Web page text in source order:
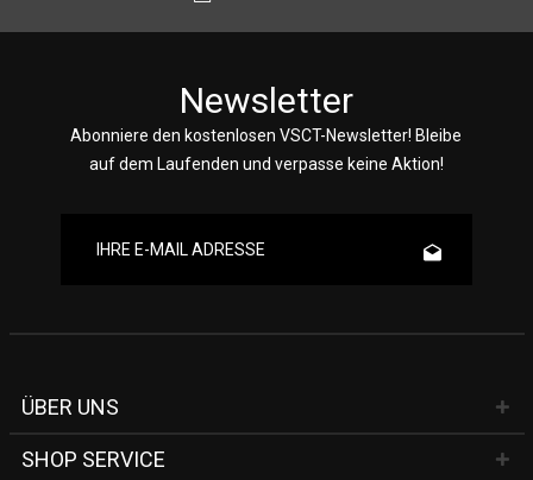
Newsletter
Abonniere den kostenlosen VSCT-Newsletter! Bleibe
auf dem Laufenden und verpasse keine Aktion!
ÜBER UNS
SHOP SERVICE